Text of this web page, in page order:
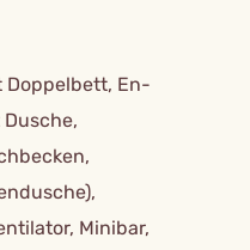
Doppelbett, En-
Minibar,